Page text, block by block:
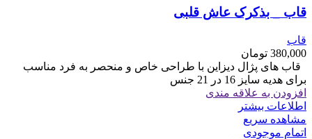
قاب _ بذکرک عاش قلبی
قاب
380,000 تومان
قاب های پژال دیزاین با طراحی خاص و منحصر به فرد مناسب
برای هدیه سایز 16 در 21 جنس
افزودن به علاقه مندی
اطلاعات بیشتر
مشاهده سریع
اتمام موجودی